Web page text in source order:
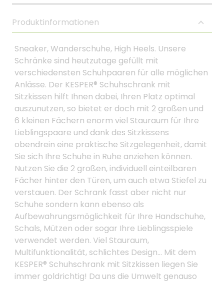
Produktinformationen
Sneaker, Wanderschuhe, High Heels. Unsere
Schränke sind heutzutage gefüllt mit
verschiedensten Schuhpaaren für alle möglichen
Anlässe. Der KESPER® Schuhschrank mit
Sitzkissen hilft Ihnen dabei, Ihren Platz optimal
auszunutzen, so bietet er doch mit 2 großen und
6 kleinen Fächern enorm viel Stauraum für Ihre
Lieblingspaare und dank des Sitzkissens
obendrein eine praktische Sitzgelegenheit, damit
Sie sich Ihre Schuhe in Ruhe anziehen können.
Nutzen Sie die 2 großen, individuell einteilbaren
Fächer hinter den Türen, um auch etwa Stiefel zu
verstauen. Der Schrank fasst aber nicht nur
Schuhe sondern kann ebenso als
Aufbewahrungsmöglichkeit für Ihre Handschuhe,
Schals, Mützen oder sogar Ihre Lieblingsspiele
verwendet werden. Viel Stauraum,
Multifunktionalität, schlichtes Design… Mit dem
KESPER® Schuhschrank mit Sitzkissen liegen Sie
immer goldrichtig! Da uns die Umwelt genauso